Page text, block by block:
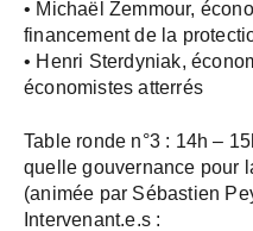
• Michaël Zemmour,
financement de la
• Henri Sterdyniak,
économistes atterrés
Table ronde n°3 : 14h –
quelle gouvernance pour
(animée par Sébastien
Intervenant.e.s :